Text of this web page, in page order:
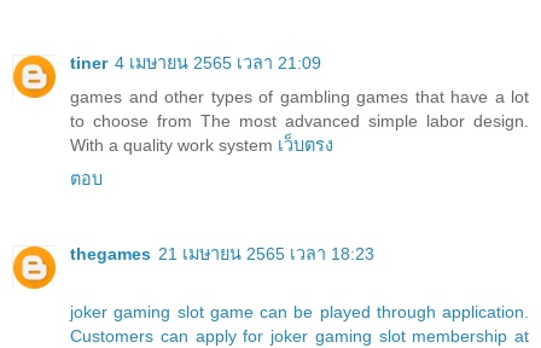
tiner 4 เมษายน 2565 เวลา 21:09
games and other types of gambling games that have a lot
to choose from The most advanced simple labor design.
With a quality work system เว็บตรง
ตอบ
thegames 21 เมษายน 2565 เวลา 18:23
joker gaming slot game can be played through application.
Customers can apply for joker gaming slot membership at